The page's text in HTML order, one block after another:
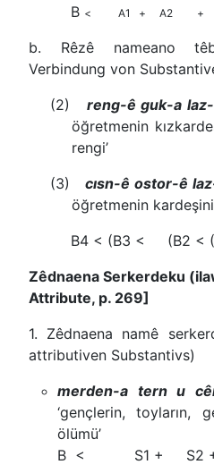
B < A1 + A2 +
b. Rêzê nameano
Verbindung von
(2)
reng-ê guk-a
öğretmenin
rengi’
(3)
cısn-ê ostor-ê
öğretmenin
B4 < (B3 < (B2 <
Zêdnaena Serkerdeku
Attribute, p. 269]
1. Zêdnaena namê
attributiven Substantivs)
merden-a tern u
‘gençlerin, toyların,
ölümü’
B < S1 +